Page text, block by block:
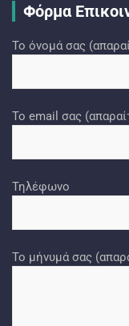
Φόρμα
Το όνομά σας
Το email σας
Τηλέφωνο
Το μήνυμά σας